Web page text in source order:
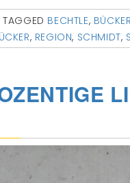
TAGGED BECHTLE,
, REGION, SCHMIDT,